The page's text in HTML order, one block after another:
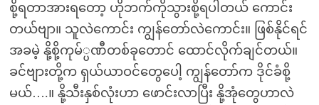
စို့ရတာအားရတော့ ဟိုဘက်ကိုသွားစို့ရပါတယ် ကောင်း
တယ်ဗျာ။ သူလဲကောင်း ကျွန်တော်လဲကောင်း။ ဖြစ်နိုင်ရင်
အခမဲ့ နို့စို့ကုမ်္ပဏီတစ်ခုတောင် ထောင်လိုက်ချင်တယ်။
ခင်ဗျားတို့က ရှယ်ယာဝင်တွေပေါ့ ကျွန်တော်က ဒိုင်ခံစို့
မယ်….။ နို့သီးနှစ်လုံးဟာ ဖောင်းလာပြီး နို့အုံတွေဟာလဲ